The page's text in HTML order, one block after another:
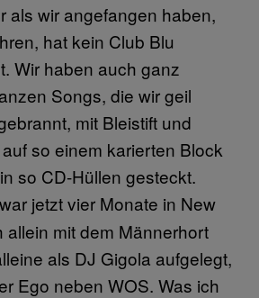
als wir angefangen haben,
hat kein Club Blu
Wir haben auch ganz
Songs, die wir geil
mit Bleistift und
so einem karierten Block
so CD-Hüllen gesteckt.
jetzt vier Monate in New
allein mit dem Männerhort
als DJ Gigola aufgelegt,
Ego neben WOS. Was ich